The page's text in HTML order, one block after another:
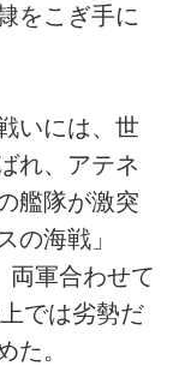
をこぎ手に
いには、世
れ、アテネ
艦隊が激突
の海戦」
両軍合わせて
では劣勢だ
た。